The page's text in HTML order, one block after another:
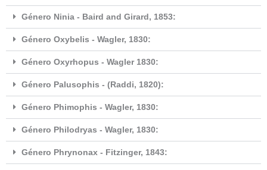
Género Ninia - Baird and Girard, 1853:
Género Oxybelis - Wagler, 1830:
Género Oxyrhopus - Wagler 1830:
Género Palusophis - (Raddi, 1820):
Género Phimophis - Wagler, 1830:
Género Philodryas - Wagler, 1830:
Género Phrynonax - Fitzinger, 1843: